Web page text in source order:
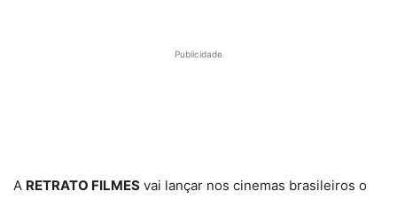
Publicidade
A RETRATO FILMES vai lançar nos cinemas brasileiros o